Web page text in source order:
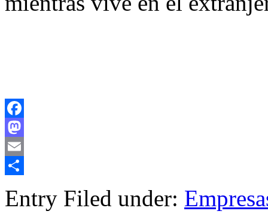
Facebook
Mastodon
Email
Entry Filed under: